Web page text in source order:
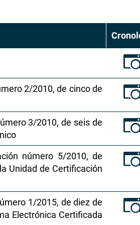
2/2010, de cinco de
3/2010, de seis de
número 5/2010, de
Unidad de Certificación
1/2015, de diez de
Electrónica Certificada